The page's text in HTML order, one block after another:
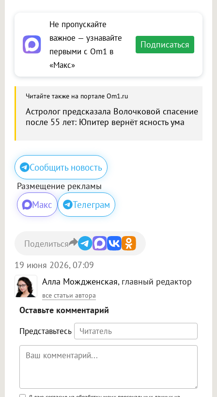
Не пропускайте
важное — узнавайте
первыми с Om1 в
«Макс»
Подписаться
Читайте также на портале Om1.ru
Астролог предсказала Волочковой спасение
после 55 лет: Юпитер вернёт ясность ума
Сообщить новость
Размещение рекламы
Макс Телеграм
Алла Мождженская, главный редактор
все статьи автора
19 июня 2026, 07:09
Поделиться
Оставьте комментарий
Представьтесь